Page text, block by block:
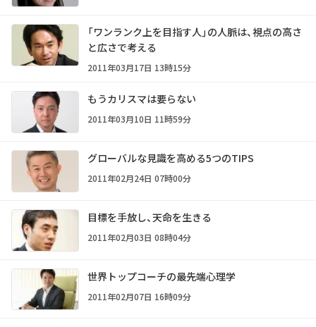
「ワンランク上を目指す人」の人脈は、視点の高さ
と広さで考える
2011年03月17日 13時15分
もうカリスマは要らない
2011年03月10日 11時59分
グローバルな見識を高める5つのTIPS
2011年02月24日 07時00分
目標を手放し、天命を生きる
2011年02月03日 08時04分
世界トップコーチの最先端心理学
2011年02月07日 16時09分